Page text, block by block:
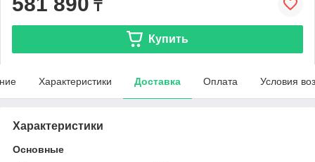
₸
Купить
Характеристики Доставка Оплата Условия
Характеристики
Основные